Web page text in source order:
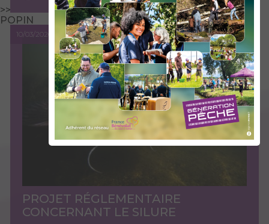
>>
POPIN
10/03/2026
PROJET RÉGLEMENTAIRE
CONCERNANT LE SILURE